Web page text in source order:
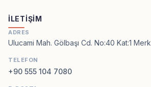
İLETIŞIM
ADRES
Ulucami Mah. Gölbaşı Cd. No:40 Kat:1
TELEFON
+90 555 104 7080